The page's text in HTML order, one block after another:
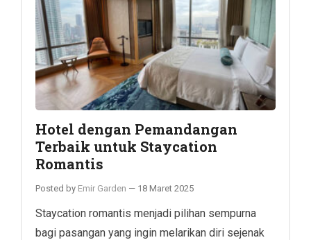
Hotel dengan Pemandangan
Terbaik untuk Staycation
Romantis
Posted by Emir Garden — 18 Maret 2025
Staycation romantis menjadi pilihan sempurna
bagi pasangan yang ingin melarikan diri sejenak